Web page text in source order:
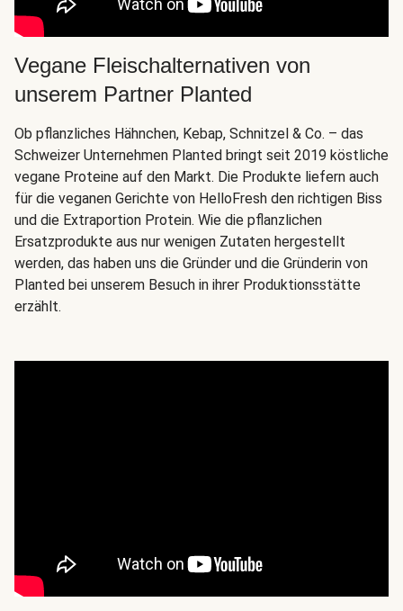
Vegane Fleischalternativen von
unserem Partner Planted
Ob pflanzliches Hähnchen, Kebap, Schnitzel & Co. – das
Schweizer Unternehmen Planted bringt seit 2019 köstliche
vegane Proteine auf den Markt. Die Produkte liefern auch
für die veganen Gerichte von HelloFresh den richtigen Biss
und die Extraportion Protein. Wie die pflanzlichen
Ersatzprodukte aus nur wenigen Zutaten hergestellt
werden, das haben uns die Gründer und die Gründerin von
Planted bei unserem Besuch in ihrer Produktionsstätte
erzählt.